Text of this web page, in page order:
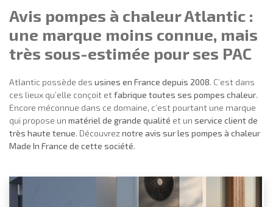
Avis pompes à chaleur Atlantic :
une marque moins connue, mais
très sous-estimée pour ses PAC
Atlantic possède des usines en France depuis 2008. C’est dans
ces lieux qu’elle conçoit etfabrique toutes ses pompes chaleur.
Encore méconnue dans ce domaine, c’est pourtant une marque
qui propose un matériel de grande qualité et un service client de
très haute tenue. Découvreznotre avis sur les pompes à chaleur
Made In France de cette société.